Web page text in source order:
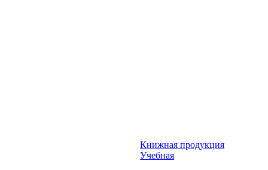
Книжная продукция
Учебная